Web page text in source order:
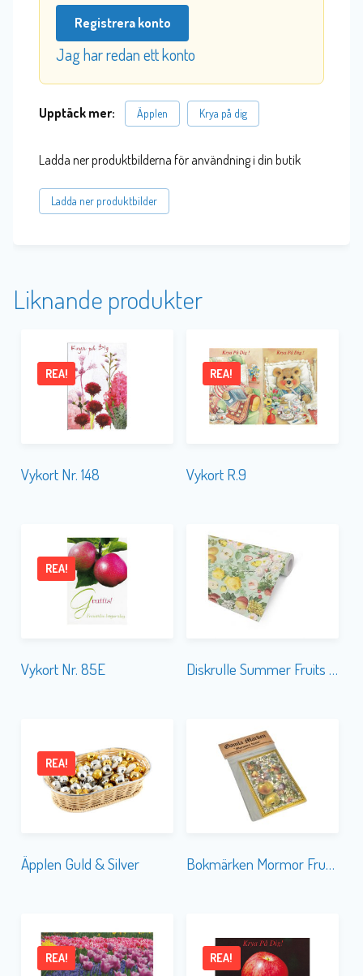
Registrera konto
Jag har redan ett konto
Upptäck mer: Äpplen Krya på dig
Ladda ner produktbilderna för användning i din butik
Ladda ner produktbilder
Liknande produkter
Vykort Nr. 148
REA!
Vykort R.9
REA!
Vykort Nr. 85E
REA!
Diskrulle Summer Fruits 57 cm H25641
Äpplen Guld & Silver
REA!
Bokmärken Mormor Frukter
REA! REA!